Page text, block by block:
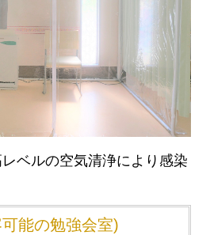
ベルの空気清浄により感染
能の勉強会室)